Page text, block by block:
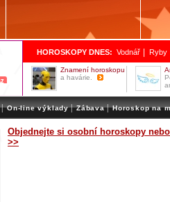
HOROSKOPY DNES: Vodnář Ryby
Znamení horoskopu
a havárie.
| On-line výklady | Zábava | Horoskop na
Objednejte si osobní horoskopy
>>